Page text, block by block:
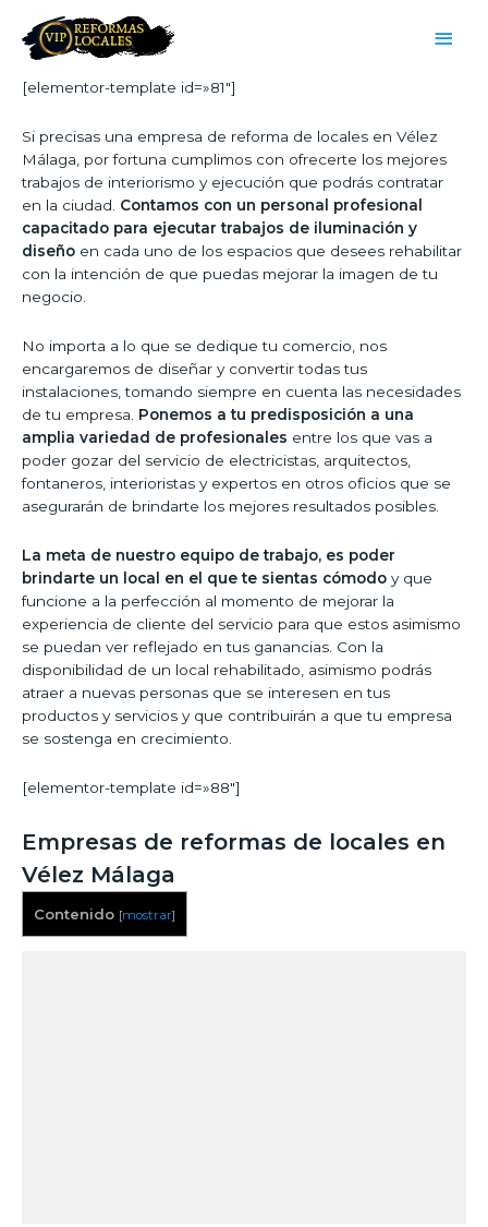
[elementor-template id=»81″]
Si precisas una empresa de reforma de locales en Vélez
Málaga, por fortuna cumplimos con ofrecerte los mejores
trabajos de interiorismo y ejecución que podrás contratar
en la ciudad. Contamos con un personal profesional
capacitado para ejecutar trabajos de iluminación y
diseño en cada uno de los espacios que desees rehabilitar
con la intención de que puedas mejorar la imagen de tu
negocio.
No importa a lo que se dedique tu comercio, nos
encargaremos de diseñar y convertir todas tus
instalaciones, tomando siempre en cuenta las necesidades
de tu empresa. Ponemos a tu predisposición a una
amplia variedad de profesionales entre los que vas a
poder gozar del servicio de electricistas, arquitectos,
fontaneros, interioristas y expertos en otros oficios que se
asegurarán de brindarte los mejores resultados posibles.
La meta de nuestro equipo de trabajo, es poder
brindarte un local en el que te sientas cómodo y que
funcione a la perfección al momento de mejorar la
experiencia de cliente del servicio para que estos asimismo
se puedan ver reflejado en tus ganancias. Con la
disponibilidad de un local rehabilitado, asimismo podrás
atraer a nuevas personas que se interesen en tus
productos y servicios y que contribuirán a que tu empresa
se sostenga en crecimiento.
[elementor-template id=»88″]
Empresas de reformas de locales en
Vélez Málaga
Contenido [mostrar]